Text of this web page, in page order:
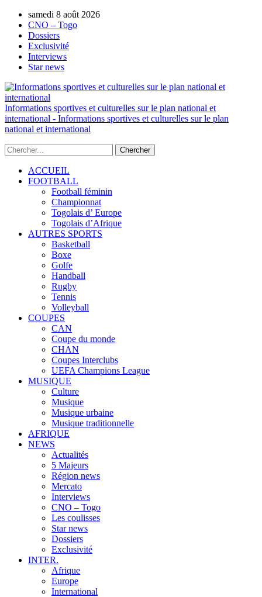
samedi 8 août 2026
CNO – Togo
Dossiers
Exclusivité
Interviews
Star news
Informations sportives et culturelles sur le plan national et
international - Informations sportives et culturelles sur le plan
national et international
ACCUEIL
FOOTBALL
Football féminin
Championnat
Togolais d’ Europe
Togolais d’Afrique
AUTRES SPORTS
Basketball
Boxe
Golfe
Handball
Rugby
Tennis
Volleyball
COUPES
CAN
Coupe du monde
CHAN
Coupes Interclubs
UEFA Champions League
MUSIQUE
Culture
Musique
Musique urbaine
Musique traditionnelle
AFRIQUE
NEWS
Actualités
5 Majeurs
Région news
Mercato
Interviews
CNO – Togo
Les coulisses
Star news
Dossiers
Exclusivité
INTER.
Afrique
Europe
International
AUTORISATION DE LA HAAC N°0134/